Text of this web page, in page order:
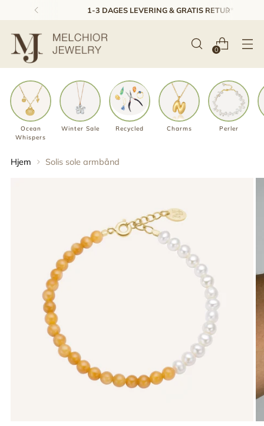
1-3 DAGES LEVERING & GRATIS RETUR*
0
Ocean
Whispers
Winter Sale Recycled Charms Perler
Hjem Solis sole armbånd